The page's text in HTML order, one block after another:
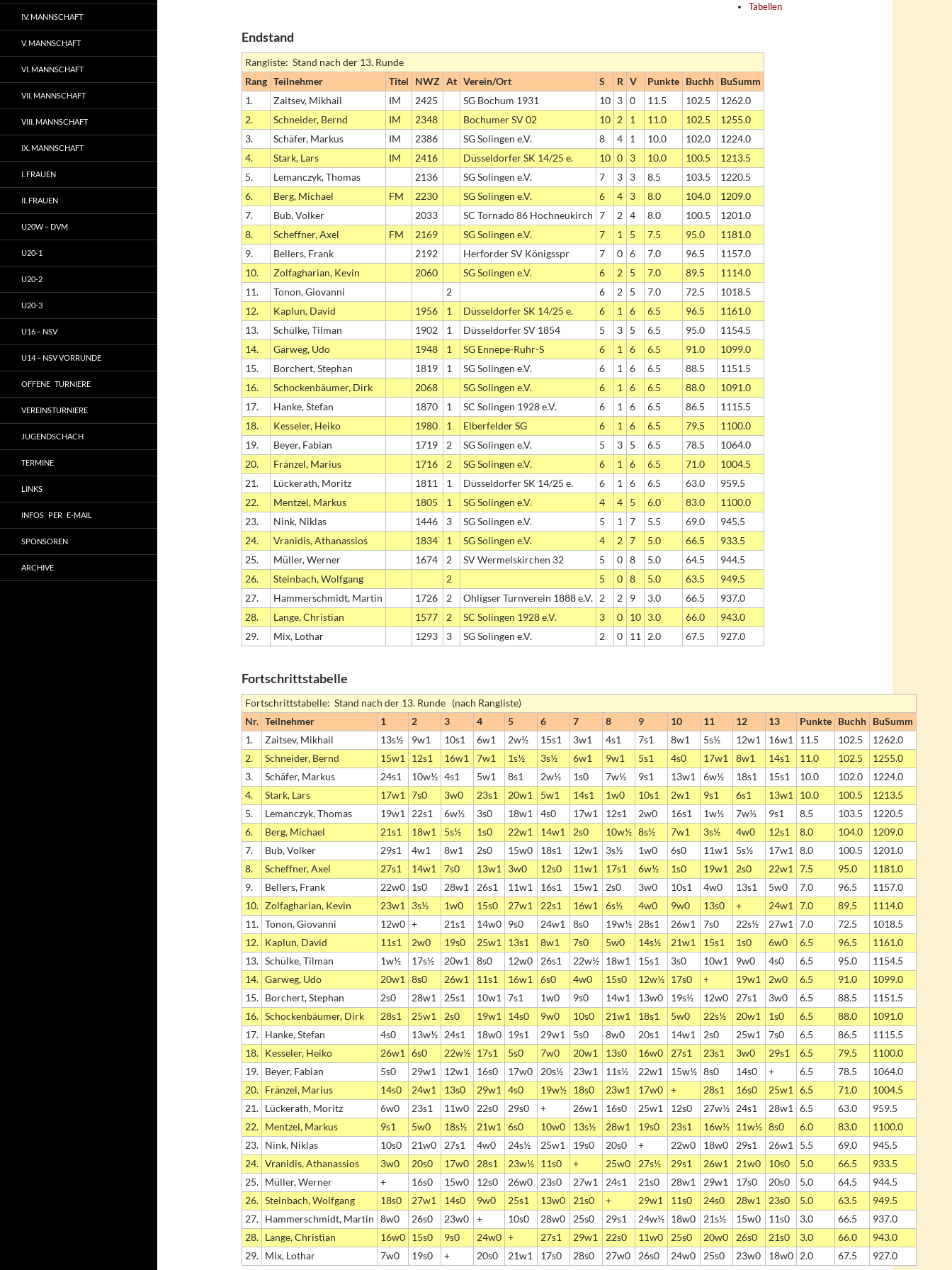
Tabellen
Endstand
Rangliste: Stand nach der 13. Runde
Rang Teilnehmer Titel NWZ At Verein/Ort S R V Punkte Buchh BuSumm
1.
Zaitsev, Mikhail IM 2425 SG Bochum 1931 10 3 0 11.5 102.5
1262.0
2.
Schneider, Bernd IM 2348 Bochumer SV 02 10 2 1 11.0 102.5
1255.0
3.
Schäfer, Markus IM 2386 SG Solingen e.V. 8 4 1 10.0 102.0
1224.0
4.
Stark, Lars IM 2416 Düsseldorfer SK 14/25 e. 10 0 3 10.0 100.5
1213.5
5.
Lemanczyk, Thomas 2136 SG Solingen e.V. 7 3 3 8.5 103.5
1220.5
6.
Berg, Michael FM 2230 SG Solingen e.V. 6 4 3 8.0 104.0
1209.0
7.
Bub, Volker 2033 SC Tornado 86 Hochneukirch 7 2 4 8.0 100.5
1201.0
8.
Scheffner, Axel FM 2169 SG Solingen e.V. 7 1 5 7.5 95.0
1181.0
9.
Bellers, Frank 2192 Herforder SV Königsspr 7 0 6 7.0 96.5
1157.0
10.
Zolfagharian, Kevin 2060 SG Solingen e.V. 6 2 5 7.0 89.5
1114.0
11.
Tonon, Giovanni 2 6 2 5 7.0 72.5
1018.5
12.
Kaplun, David 1956 1 Düsseldorfer SK 14/25 e. 6 1 6 6.5 96.5
1161.0
13.
Schülke, Tilman 1902 1 Düsseldorfer SV 1854 5 3 5 6.5 95.0
1154.5
14.
Garweg, Udo 1948 1 SG Ennepe-Ruhr-S 6 1 6 6.5 91.0
1099.0
15.
Borchert, Stephan 1819 1 SG Solingen e.V. 6 1 6 6.5 88.5
1151.5
16.
Schockenbäumer, Dirk 2068 SG Solingen e.V. 6 1 6 6.5 88.0
1091.0
17.
Hanke, Stefan 1870 1 SC Solingen 1928 e.V. 6 1 6 6.5 86.5
1115.5
18.
Kesseler, Heiko 1980 1 Elberfelder SG 6 1 6 6.5 79.5
1100.0
19.
Beyer, Fabian 1719 2 SG Solingen e.V. 5 3 5 6.5 78.5
1064.0
20.
Fränzel, Marius 1716 2 SG Solingen e.V. 6 1 6 6.5 71.0
1004.5
21.
Lückerath, Moritz 1811 1 Düsseldorfer SK 14/25 e. 6 1 6 6.5 63.0
959.5
22.
Mentzel, Markus 1805 1 SG Solingen e.V. 4 4 5 6.0 83.0
1100.0
23.
Nink, Niklas 1446 3 SG Solingen e.V. 5 1 7 5.5 69.0
945.5
24.
Vranidis, Athanassios 1834 1 SG Solingen e.V. 4 2 7 5.0 66.5
933.5
25.
Müller, Werner 1674 2 SV Wermelskirchen 32 5 0 8 5.0 64.5
944.5
26.
Steinbach, Wolfgang 2 5 0 8 5.0 63.5
949.5
27.
Hammerschmidt, Martin 1726 2 Ohligser Turnverein 1888 e.V. 2 2 9 3.0 66.5
937.0
28.
Lange, Christian 1577 2 SC Solingen 1928 e.V. 3 0 10 3.0 66.0
943.0
29.
Mix, Lothar 1293 3 SG Solingen e.V. 2 0 11 2.0 67.5 927.0
Fortschrittstabelle
Fortschrittstabelle: Stand nach der 13. Runde (nach Rangliste)
Nr. Teilnehmer 1 2 3 4 5 6 7 8 9 10 11 12 13 Punkte Buchh
BuSumm
1.
Zaitsev, Mikhail 13s½ 9w1 10s1 6w1 2w½ 15s1 3w1 4s1 7s1 8w1 5s½ 12w1 16w1 11.5 102.5
1262.0
2.
Schneider, Bernd 15w1 12s1 16w1 7w1 1s½ 3s½ 6w1 9w1 5s1 4s0 17w1 8w1 14s1 11.0 102.5
1255.0
3.
Schäfer, Markus 24s1 10w½ 4s1 5w1 8s1 2w½ 1s0 7w½ 9s1 13w1 6w½ 18s1 15s1 10.0 102.0
1224.0
4.
Stark, Lars 17w1 7s0 3w0 23s1 20w1 5w1 14s1 1w0 10s1 2w1 9s1 6s1 13w1 10.0 100.5
1213.5
5.
Lemanczyk, Thomas 19w1 22s1 6w½ 3s0 18w1 4s0 17w1 12s1 2w0 16s1 1w½ 7w½ 9s1 8.5 103.5
1220.5
6.
Berg, Michael 21s1 18w1 5s½ 1s0 22w1 14w1 2s0 10w½ 8s½ 7w1 3s½ 4w0 12s1 8.0 104.0
1209.0
7.
Bub, Volker 29s1 4w1 8w1 2s0 15w0 18s1 12w1 3s½ 1w0 6s0 11w1 5s½ 17w1 8.0 100.5
1201.0
8.
Scheffner, Axel 27s1 14w1 7s0 13w1 3w0 12s0 11w1 17s1 6w½ 1s0 19w1 2s0 22w1 7.5 95.0
1181.0
9.
Bellers, Frank 22w0 1s0 28w1 26s1 11w1 16s1 15w1 2s0 3w0 10s1 4w0 13s1 5w0 7.0 96.5
1157.0
10. Zolfagharian, Kevin 23w1 3s½ 1w0 15s0 27w1 22s1 16w1 6s½ 4w0 9w0 13s0 + 24w1 7.0 89.5
1114.0
11. Tonon, Giovanni 12w0 + 21s1 14w0 9s0 24w1 8s0 19w½ 28s1 26w1 7s0 22s½ 27w1 7.0 72.5
1018.5
12.
Kaplun, David 11s1 2w0 19s0 25w1 13s1 8w1 7s0 5w0 14s½ 21w1 15s1 1s0 6w0 6.5 96.5
1161.0
13. Schülke, Tilman 1w½ 17s½ 20w1 8s0 12w0 26s1 22w½ 18w1 15s1 3s0 10w1 9w0 4s0 6.5 95.0
1154.5
14. Garweg, Udo 20w1 8s0 26w1 11s1 16w1 6s0 4w0 15s0 12w½ 17s0 + 19w1 2w0 6.5 91.0
1099.0
15.
Borchert, Stephan 2s0 28w1 25s1 10w1 7s1 1w0 9s0 14w1 13w0 19s½ 12w0 27s1 3w0 6.5 88.5
1151.5
16. Schockenbäumer, Dirk 28s1 25w1 2s0 19w1 14s0 9w0 10s0 21w1 18s1 5w0 22s½ 20w1 1s0 6.5 88.0
1091.0
17.
Hanke, Stefan 4s0 13w½ 24s1 18w0 19s1 29w1 5s0 8w0 20s1 14w1 2s0 25w1 7s0 6.5 86.5
1115.5
18.
Kesseler, Heiko 26w1 6s0 22w½ 17s1 5s0 7w0 20w1 13s0 16w0 27s1 23s1 3w0 29s1 6.5 79.5
1100.0
19.
Beyer, Fabian 5s0 29w1 12w1 16s0 17w0 20s½ 23w1 11s½ 22w1 15w½ 8s0 14s0 + 6.5 78.5
1064.0
20.
Fränzel, Marius 14s0 24w1 13s0 29w1 4s0 19w½ 18s0 23w1 17w0 + 28s1 16s0 25w1 6.5 71.0
1004.5
21.
Lückerath, Moritz 6w0 23s1 11w0 22s0 29s0 + 26w1 16s0 25w1 12s0 27w½ 24s1 28w1 6.5 63.0
959.5
22.
Mentzel, Markus 9s1 5w0 18s½ 21w1 6s0 10w0 13s½ 28w1 19s0 23s1 16w½ 11w½ 8s0 6.0 83.0
1100.0
23.
Nink, Niklas 10s0 21w0 27s1 4w0 24s½ 25w1 19s0 20s0 + 22w0 18w0 29s1 26w1 5.5 69.0
945.5
24. Vranidis, Athanassios 3w0 20s0 17w0 28s1 23w½ 11s0 + 25w0 27s½ 29s1 26w1 21w0 10s0 5.0 66.5
933.5
25.
Müller, Werner + 16s0 15w0 12s0 26w0 23s0 27w1 24s1 21s0 28w1 29w1 17s0 20s0 5.0 64.5
944.5
26. Steinbach, Wolfgang 18s0 27w1 14s0 9w0 25s1 13w0 21s0 + 29w1 11s0 24s0 28w1 23s0 5.0 63.5
949.5
27.
Hammerschmidt, Martin 8w0 26s0 23w0 + 10s0 28w0 25s0 29s1 24w½ 18w0 21s½ 15w0 11s0 3.0 66.5
937.0
28.
Lange, Christian 16w0 15s0 9s0 24w0 + 27s1 29w1 22s0 11w0 25s0 20w0 26s0 21s0 3.0 66.0
943.0
29.
Mix, Lothar 7w0 19s0 + 20s0 21w1 17s0 28s0 27w0 26s0 24w0 25s0 23w0 18w0 2.0 67.5 927.0
IV. MANNSCHAFT
V. MANNSCHAFT
VI. MANNSCHAFT
VII. MANNSCHAFT
VIII. MANNSCHAFT
IX. MANNSCHAFT
I. FRAUEN
II. FRAUEN
U20W – DVM
U20-1
U20-2
U20-3
U16 – NSV
U14 – NSV VORRUNDE
OFFENE TURNIERE
VEREINSTURNIERE
JUGENDSCHACH
TERMINE
LINKS
INFOS PER E-MAIL
SPONSOREN
ARCHIVE